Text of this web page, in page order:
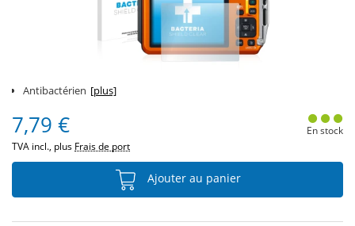
Antibactérien [plus]
7,79 €
TVA incl., plus Frais de port
En stock
Ajouter au panier